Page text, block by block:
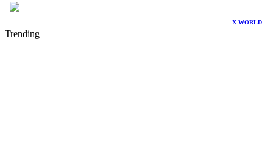
X-WORLD
Trending